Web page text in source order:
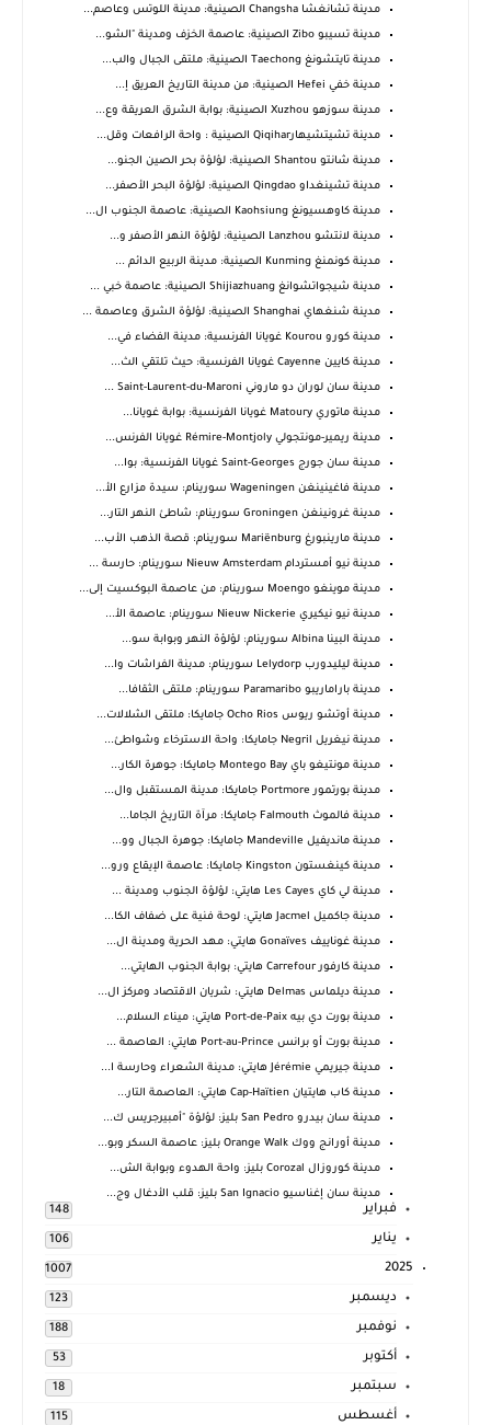
مدينة تشانغشا Changsha الصينية: مدينة اللوتس وعاصم...
مدينة تسيبو Zibo الصينية: عاصمة الخزف ومدينة "الشو...
مدينة تايتشونغ Taechong الصينية: ملتقى الجبال والب...
مدينة خفي Hefei الصينية: من مدينة التاريخ العريق إ...
مدينة سوزهو Xuzhou الصينية: بوابة الشرق العريقة وع...
مدينة تشيتشيهارQiqihar الصينية : واحة الرافعات وقل...
مدينة شانتو Shantou الصينية: لؤلؤة بحر الصين الجنو...
مدينة تشينغداو Qingdao الصينية: لؤلؤة البحر الأصفر...
مدينة كاوهسيونغ Kaohsiung الصينية: عاصمة الجنوب ال...
مدينة لانتشو Lanzhou الصينية: لؤلؤة النهر الأصفر و...
مدينة كونمنغ Kunming الصينية: مدينة الربيع الدائم ...
مدينة شيجواتشوانغ Shijiazhuang الصينية: عاصمة خبي ...
مدينة شنغهاي Shanghai الصينية: لؤلؤة الشرق وعاصمة ...
مدينة كورو Kourou غويانا الفرنسية: مدينة الفضاء في...
مدينة كايين Cayenne غويانا الفرنسية: حيث تلتقي الث...
مدينة سان لوران دو ماروني Saint-Laurent-du-Maroni ...
مدينة ماتوري Matoury غويانا الفرنسية: بوابة غويانا...
مدينة ريمير-مونتجولي Rémire-Montjoly غويانا الفرنس...
مدينة سان جورج Saint-Georges غويانا الفرنسية: بوا...
مدينة فاغينينغن Wageningen سورينام: سيدة مزارع الأ...
مدينة غرونينغن Groningen سورينام: شاطئ النهر التار...
مدينة مارينبورغ Mariënburg سورينام: قصة الذهب الأب...
مدينة نيو أمستردام Nieuw Amsterdam سورينام: حارسة ...
مدينة موينغو Moengo سورينام: من عاصمة البوكسيت إلى...
مدينة نيو نيكيري Nieuw Nickerie سورينام: عاصمة الأ...
مدينة البينا Albina سورينام: لؤلؤة النهر وبوابة سو...
مدينة ليليدورب Lelydorp سورينام: مدينة الفراشات وا...
مدينة باراماريبو Paramaribo سورينام: ملتقى الثقافا...
مدينة أوتشو ريوس Ocho Rios جامايكا: ملتقى الشلالات...
مدينة نيغريل Negril جامايكا: واحة الاسترخاء وشواطئ...
مدينة مونتيغو باي Montego Bay جامايكا: جوهرة الكار...
مدينة بورتمور Portmore جامايكا: مدينة المستقبل وال...
مدينة فالموث Falmouth جامايكا: مرآة التاريخ الجاما...
مدينة مانديفيل Mandeville جامايكا: جوهرة الجبال وو...
مدينة كينغستون Kingston جامايكا: عاصمة الإيقاع ورو...
مدينة لي كاي Les Cayes هايتي: لؤلؤة الجنوب ومدينة ...
مدينة جاكميل Jacmel هايتي: لوحة فنية على ضفاف الكا...
مدينة غوناييف Gonaïves هايتي: مهد الحرية ومدينة ال...
مدينة كارفور Carrefour هايتي: بوابة الجنوب الهايتي...
مدينة ديلماس Delmas هايتي: شريان الاقتصاد ومركز ال...
مدينة بورت دي بيه Port-de-Paix هايتي: ميناء السلام...
مدينة بورت أو برانس Port-au-Prince هايتي: العاصمة ...
مدينة جيريمي Jérémie هايتي: مدينة الشعراء وحارسة ا...
مدينة كاب هايتيان Cap-Haïtien هايتي: العاصمة التار...
مدينة سان بيدرو San Pedro بليز: لؤلؤة "أمبيرجريس ك...
مدينة أورانج ووك Orange Walk بليز: عاصمة السكر وبو...
مدينة كوروزال Corozal بليز: واحة الهدوء وبوابة الش...
مدينة سان إغناسيو San Ignacio بليز: قلب الأدغال وج...
فبراير 148
يناير 106
2025
1007
ديسمبر 123
نوفمبر 188
أكتوبر 53
سبتمبر 18
أغسطس 115